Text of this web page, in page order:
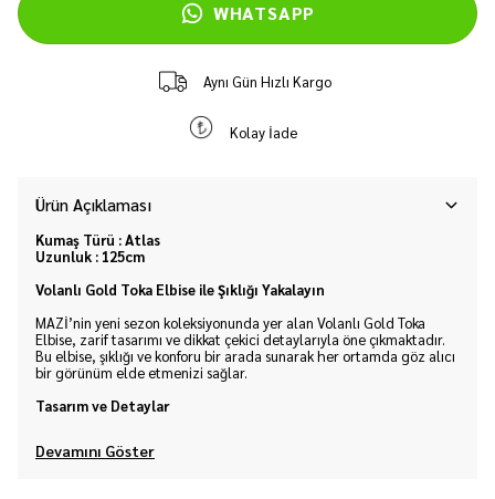
WHATSAPP
Aynı Gün Hızlı Kargo
Kolay İade
Ürün Açıklaması
Kumaş Türü : Atlas
Uzunluk : 125cm
Volanlı Gold Toka Elbise ile Şıklığı Yakalayın
MAZİ’nin yeni sezon koleksiyonunda yer alan Volanlı Gold Toka
Elbise, zarif tasarımı ve dikkat çekici detaylarıyla öne çıkmaktadır.
Bu elbise, şıklığı ve konforu bir arada sunarak her ortamda göz alıcı
bir görünüm elde etmenizi sağlar.
Tasarım ve Detaylar
Devamını Göster